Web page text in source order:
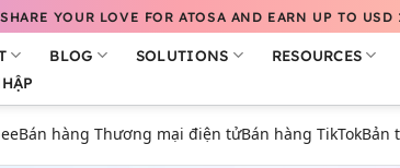
SHARE YOUR LOVE FOR ATOSA AND EARN UP TO
BLOG SOLUTIONS RESOURCES
Bán hàng Thương mại điện tửBán hàng TikTokBản